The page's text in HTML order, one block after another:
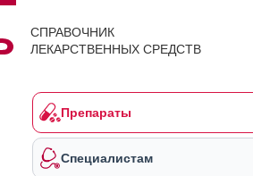
СПРАВОЧНИК
ЛЕКАРСТВЕННЫХ СРЕДСТВ
Препараты
Специалистам